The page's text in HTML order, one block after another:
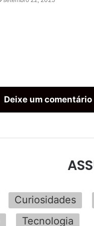
Deixe um comentário
Curiosidades
Tecnologia